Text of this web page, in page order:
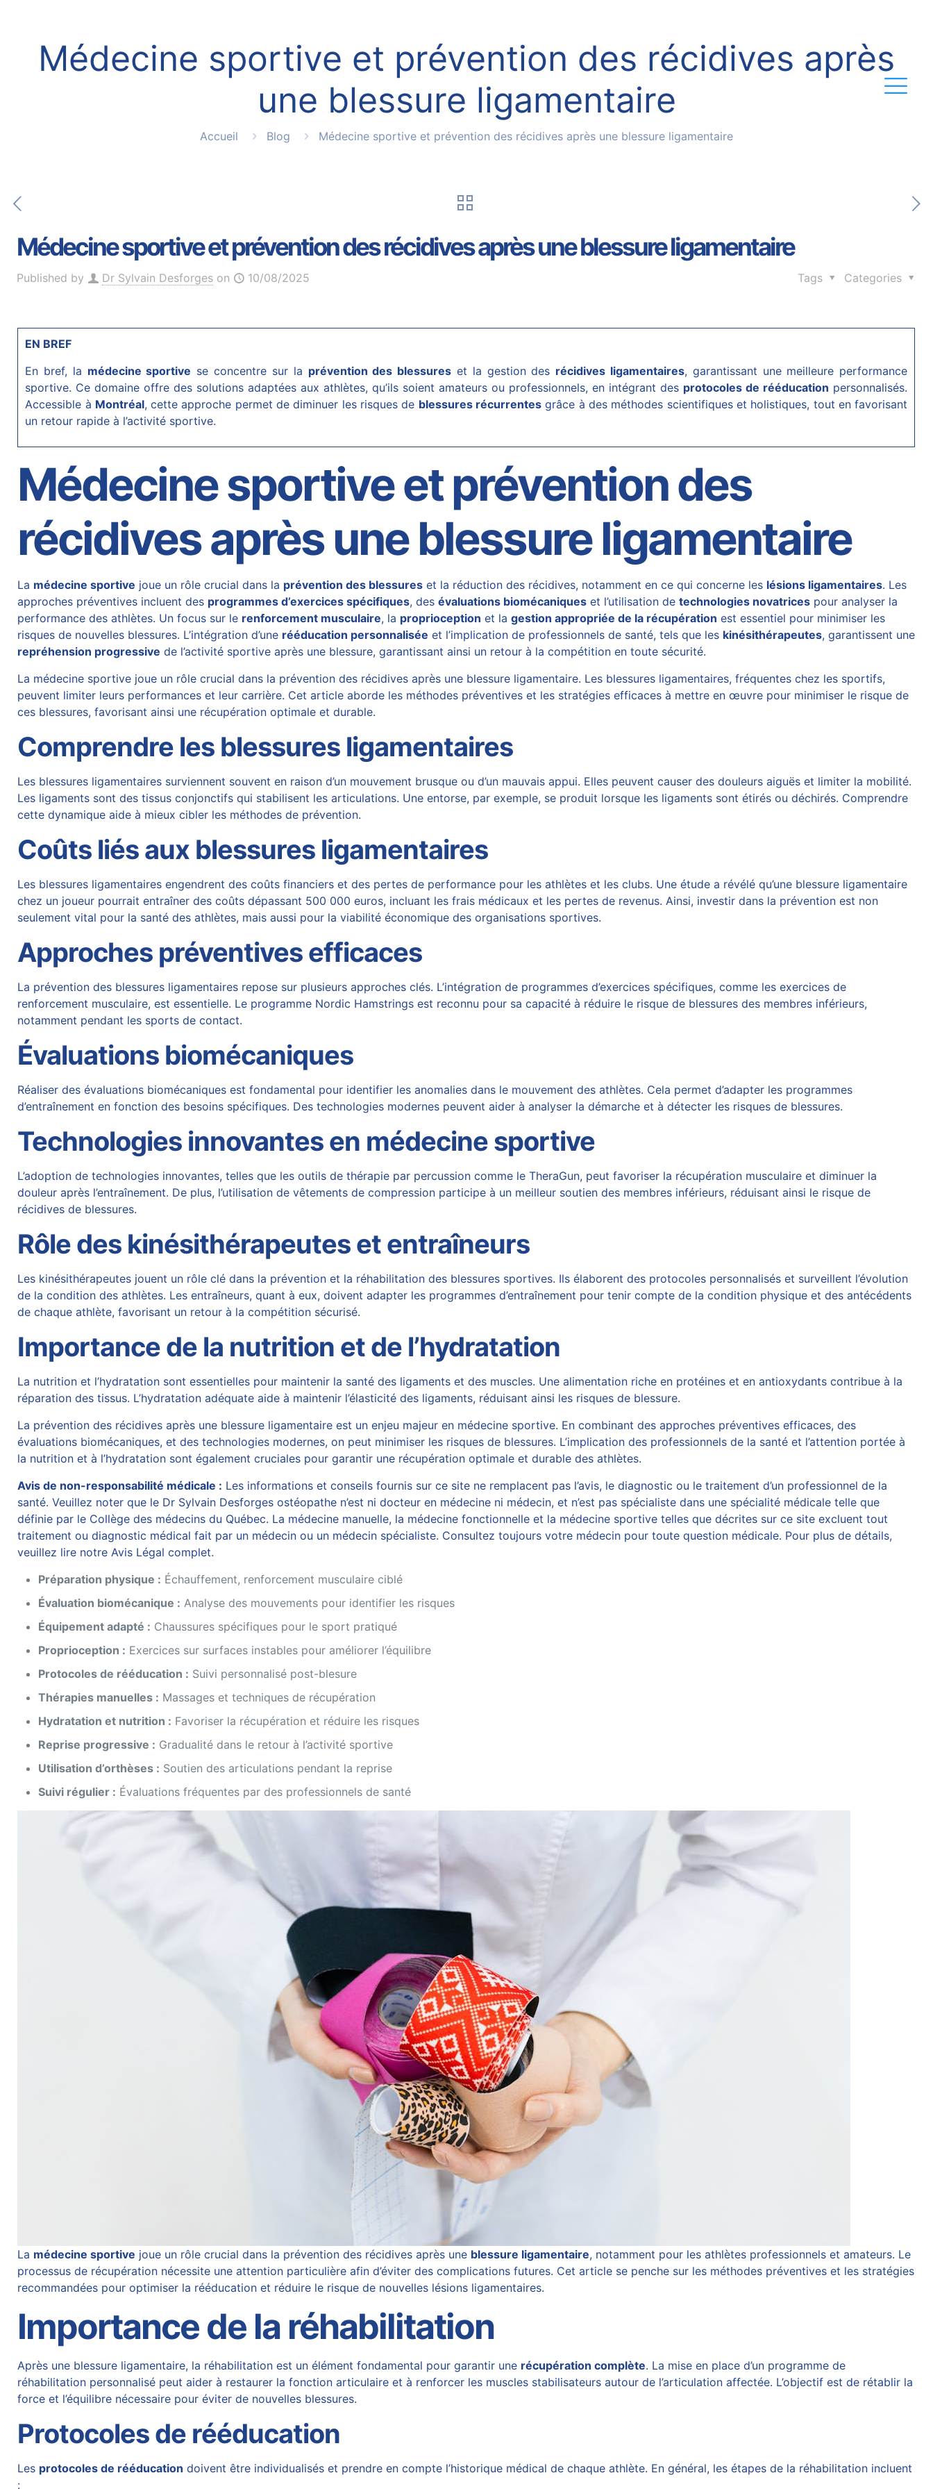
Médecine sportive et prévention des récidives après
une blessure ligamentaire
Accueil Blog Médecine sportive et prévention des récidives après une blessure ligamentaire
Médecine sportive et prévention des récidives après une blessure ligamentaire
Published by Dr Sylvain Desforges on 10/08/2025 Categories
Tags
EN BREF
En bref, la médecine sportive se concentre sur la prévention des blessures et la gestion des récidives ligamentaires, garantissant une meilleure performance
sportive. Ce domaine offre des solutions adaptées aux athlètes, qu’ils soient amateurs ou professionnels, en intégrant des protocoles de rééducation personnalisés.
Accessible à Montréal, cette approche permet de diminuer les risques de blessures récurrentes grâce à des méthodes scientifiques et holistiques, tout en favorisant
un retour rapide à l’activité sportive.
Médecine sportive et prévention des
récidives après une blessure ligamentaire
La médecine sportive joue un rôle crucial dans la prévention des blessures et la réduction des récidives, notamment en ce qui concerne les lésions ligamentaires. Les
approches préventives incluent des programmes d’exercices spécifiques, desévaluations biomécaniques et l’utilisation detechnologies novatrices pour analyser la
performance des athlètes. Un focus sur le renforcement musculaire, la proprioception et lagestion appropriée de la récupération est essentiel pour minimiser les
risques de nouvelles blessures. L’intégration d’une rééducation personnalisée et l’implication de professionnels de santé, tels que les kinésithérapeutes, garantissent une
repréhension progressive de l’activité sportive après une blessure, garantissant ainsi un retour à la compétition en toute sécurité.
La médecine sportive joue un rôle crucial dans la prévention des récidives après une blessure ligamentaire. Les blessures ligamentaires, fréquentes chez les sportifs,
peuvent limiter leurs performances et leur carrière. Cet article aborde les méthodes préventives et les stratégies efficaces à mettre en œuvre pour minimiser le risque de
ces blessures, favorisant ainsi une récupération optimale et durable.
Comprendre les blessures ligamentaires
Les blessures ligamentaires surviennent souvent en raison d’un mouvement brusque ou d’un mauvais appui. Elles peuvent causer des douleurs aiguës et limiter la mobilité.
Les ligaments sont des tissus conjonctifs qui stabilisent les articulations. Une entorse, par exemple, se produit lorsque les ligaments sont étirés ou déchirés. Comprendre
cette dynamique aide à mieux cibler les méthodes de prévention.
Coûts liés aux blessures ligamentaires
Les blessures ligamentaires engendrent des coûts financiers et des pertes de performance pour les athlètes et les clubs. Une étude a révélé qu’une blessure ligamentaire
chez un joueur pourrait entraîner des coûts dépassant 500 000 euros, incluant les frais médicaux et les pertes de revenus. Ainsi, investir dans la prévention est non
seulement vital pour la santé des athlètes, mais aussi pour la viabilité économique des organisations sportives.
Approches préventives efficaces
La prévention des blessures ligamentaires repose sur plusieurs approches clés. L’intégration de programmes d’exercices spécifiques, comme les exercices de
renforcement musculaire, est essentielle. Le programme Nordic Hamstrings est reconnu pour sa capacité à réduire le risque de blessures des membres inférieurs,
notamment pendant les sports de contact.
Évaluations biomécaniques
Réaliser des évaluations biomécaniques est fondamental pour identifier les anomalies dans le mouvement des athlètes. Cela permet d’adapter les programmes
d’entraînement en fonction des besoins spécifiques. Des technologies modernes peuvent aider à analyser la démarche et à détecter les risques de blessures.
Technologies innovantes en médecine sportive
L’adoption de technologies innovantes, telles que les outils de thérapie par percussion comme le TheraGun, peut favoriser la récupération musculaire et diminuer la
douleur après l’entraînement. De plus, l’utilisation de vêtements de compression participe à un meilleur soutien des membres inférieurs, réduisant ainsi le risque de
récidives de blessures.
Rôle des kinésithérapeutes et entraîneurs
Les kinésithérapeutes jouent un rôle clé dans la prévention et la réhabilitation des blessures sportives. Ils élaborent des protocoles personnalisés et surveillent l’évolution
de la condition des athlètes. Les entraîneurs, quant à eux, doivent adapter les programmes d’entraînement pour tenir compte de la condition physique et des antécédents
de chaque athlète, favorisant un retour à la compétition sécurisé.
Importance de la nutrition et de l’hydratation
La nutrition et l’hydratation sont essentielles pour maintenir la santé des ligaments et des muscles. Une alimentation riche en protéines et en antioxydants contribue à la
réparation des tissus. L’hydratation adéquate aide à maintenir l’élasticité des ligaments, réduisant ainsi les risques de blessure.
La prévention des récidives après une blessure ligamentaire est un enjeu majeur en médecine sportive. En combinant des approches préventives efficaces, des
évaluations biomécaniques, et des technologies modernes, on peut minimiser les risques de blessures. L’implication des professionnels de la santé et l’attention portée à
la nutrition et à l’hydratation sont également cruciales pour garantir une récupération optimale et durable des athlètes.
Avis de non-responsabilité médicale : Les informations et conseils fournis sur ce site ne remplacent pas l’avis, le diagnostic ou le traitement d’un professionnel de la
santé. Veuillez noter que le Dr Sylvain Desforges ostéopathe n’est ni docteur en médecine ni médecin, et n’est pas spécialiste dans une spécialité médicale telle que
définie par le Collège des médecins du Québec. La médecine manuelle, la médecine fonctionnelle et la médecine sportive telles que décrites sur ce site excluent tout
traitement ou diagnostic médical fait par un médecin ou un médecin spécialiste. Consultez toujours votre médecin pour toute question médicale. Pour plus de détails,
veuillez lire notre Avis Légal complet.
Préparation physique : Échauffement, renforcement musculaire ciblé
Évaluation biomécanique : Analyse des mouvements pour identifier les risques
Équipement adapté : Chaussures spécifiques pour le sport pratiqué
Proprioception : Exercices sur surfaces instables pour améliorer l’équilibre
Protocoles de rééducation : Suivi personnalisé post-blesure
Thérapies manuelles : Massages et techniques de récupération
Hydratation et nutrition : Favoriser la récupération et réduire les risques
Reprise progressive : Gradualité dans le retour à l’activité sportive
Utilisation d’orthèses : Soutien des articulations pendant la reprise
Suivi régulier : Évaluations fréquentes par des professionnels de santé
La médecine sportive joue un rôle crucial dans la prévention des récidives après une blessure ligamentaire, notamment pour les athlètes professionnels et amateurs. Le
processus de récupération nécessite une attention particulière afin d’éviter des complications futures. Cet article se penche sur les méthodes préventives et les stratégies
recommandées pour optimiser la rééducation et réduire le risque de nouvelles lésions ligamentaires.
Importance de la réhabilitation
Après une blessure ligamentaire, la réhabilitation est un élément fondamental pour garantir une récupération complète. La mise en place d’un programme de
réhabilitation personnalisé peut aider à restaurer la fonction articulaire et à renforcer les muscles stabilisateurs autour de l’articulation affectée. L’objectif est de rétablir la
force et l’équilibre nécessaire pour éviter de nouvelles blessures.
Protocoles de rééducation
Les protocoles de rééducation doivent être individualisés et prendre en compte l’historique médical de chaque athlète. En général, les étapes de la réhabilitation incluent
: